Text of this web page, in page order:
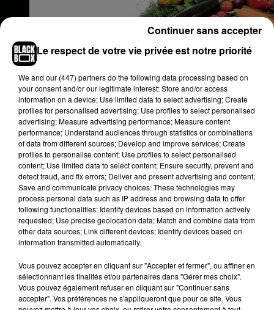
Le respect de votre vie privée est notre priorité
We and our (447) partnersdo the following data processing based on
your consent and/or our legitimate interest: Store and/or access
information on a device; Use limited data to select advertising; Create
profiles for personalised advertising; Use profiles to select personalised
advertising; Measure advertising performance; Measure content
performance; Understand audiences through statistics or combinations
of data from different sources; Develop and improve services; Create
profiles to personalise content; Use profiles to select personalised
content; Use limited data to select content; Ensure security, prevent and
detect fraud, and fix errors; Deliver and present advertising and content;
Save and communicate privacy choices. These technologies may
process personal data such as IP address and browsing data to offer
following functionalities: Identify devices based on information actively
requested; Use precise geolocation data; Match and combine data from
other data sources; Link different devices; Identify devices based on
information transmitted automatically.
Vous pouvez accepter en cliquant sur "Accepter et fermer", ou affiner en
sélectionnant les finalités et/ou partenaires dans "Gérer mes choix".
Vous pouvez également refuser en cliquant sur "Continuer sans
accepter". Vos préférences ne s'appliqueront que pour ce site. Vous
Continuer sans accepter